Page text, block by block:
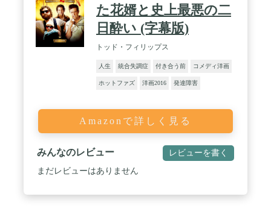
た花婿と史上最悪の二
日酔い (字幕版)
トッド・フィリップス
人生 統合失調症 付き合う前 コメディ洋画
ホットファズ 洋画2016 発達障害
Amazonで詳しく見る
みんなのレビュー レビューを書く
まだレビューはありません